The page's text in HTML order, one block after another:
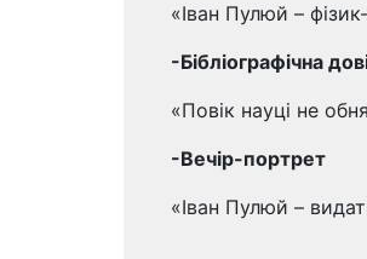
«Іван Пулюй –
-Бібліографічна
«Повік науці не
-Вечір-портрет
«Іван Пулюй –